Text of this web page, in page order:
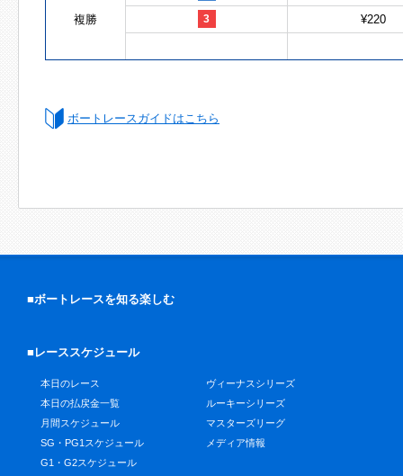
複勝 3 ¥220
ボートレースガイドはこちら
■ボートレースを知る楽しむ
■レーススケジュール
本日のレース
本日の払戻金一覧
月間スケジュール
SG・PG1スケジュール
G1・G2スケジュール
ヴィーナスシリーズ
ルーキーシリーズ
マスターズリーグ
メディア情報